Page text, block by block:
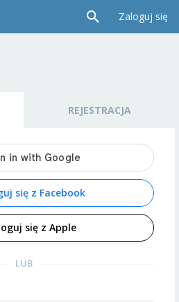
Zaloguj się
REJESTRACJA
się z Facebook
się z Apple
LUB